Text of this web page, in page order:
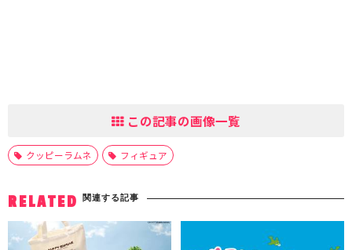
この記事の画像一覧
クッピーラムネ フィギュア
RELATED 関連する記事